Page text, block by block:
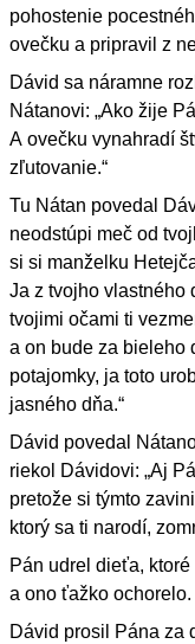
pohostenie
ovečku a pripravil z
Dávid sa náramne
Nátanovi: „Ako žije
A ovečku vynahradí
zľutovanie.“
Tu Nátan povedal
neodstúpi meč od
si si manželku
Ja z tvojho vlastného
tvojimi očami ti
a on bude za bieleho
potajomky, ja toto
jasného dňa.“
Dávid povedal
riekol Dávidovi: „Aj
pretože si týmto
ktorý sa ti narodí,
Pán udrel dieťa,
a ono ťažko ochorelo.
Dávid prosil Pána za